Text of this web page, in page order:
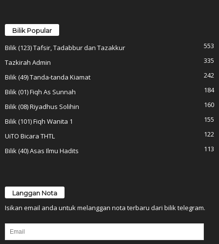
Bilik Popular
Bilik (123) Tafsir, Tadabbur dan Tazakkur
553
Tazkirah Admin
335
Bilik (49) Tanda-tanda Kiamat
242
Bilik (01) Fiqh As Sunnah
184
Bilik (08) Riyadhus Solihin
160
Bilik (101) Fiqh Wanita 1
155
UiTO Bicara THTL
122
Bilik (40) Asas Ilmu Hadits
113
Langgan Nota
Isikan email anda untuk melanggan nota terbaru dari bilik telegram.
Email